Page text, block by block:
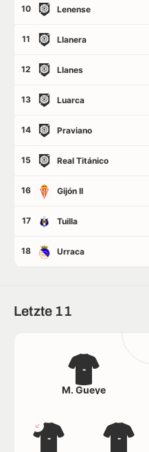
10 Lenense
11 Llanera
12 Llanes
13 Luarca
14 Praviano
15 Real Titánico
16 Gijón II
17 Tuilla
18 Urraca
Letzte 11
-
-
-
M. Gueye